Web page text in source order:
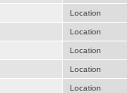
Location
Location
Location
Location
Location